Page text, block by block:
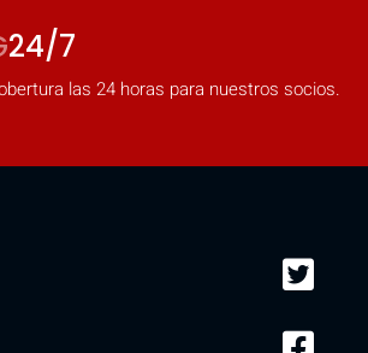
24/7
las 24 horas para nuestros socios.